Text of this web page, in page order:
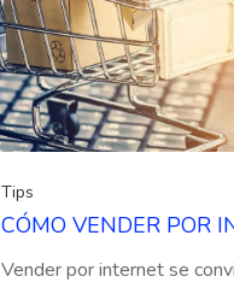
Tips
CÓMO VENDER POR
Vender por internet se